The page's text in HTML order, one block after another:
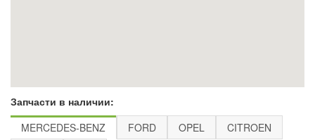
Запчасти в наличии:
MERCEDES-BENZ
FORD OPEL
CITROEN